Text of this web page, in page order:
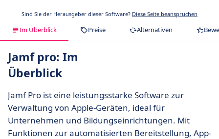
Sind Sie der Herausgeber dieser Software? Diese Seite beanspruchen
Im Überblick Preise Alternativen
Jamf pro: Im
Überblick
Jamf Pro ist eine leistungsstarke Software zur
Verwaltung von Apple-Geräten, ideal für
Unternehmen und Bildungseinrichtungen. Mit
Funktionen zur automatisierten Bereitstellung, App-